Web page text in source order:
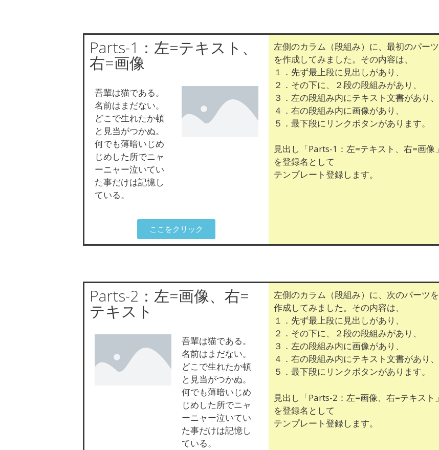
Parts-1：左=テキスト、
右=画像
吾輩は猫である。
名前はまだない。
どこで生れたか頓
と見当がつかぬ。
何でも薄暗いじめ
じめした所でニャ
ーニャー泣いてい
た事だけは記憶し
ている。
ここをクリック
左側のカラム（段組み）に、最初のパーツ
を作成してみました。その内容は、
１．先ず最上段に見出しがあり、
２．その下に、２段の段組みがあり、
３．左の段組み内にテキスト文書があり、
４．右の段組み内に画像があり、
５．最下段にリンクボタンがあります。
見出し「Parts-1：左=テキスト、右=画像」
を登録名として
テンプレート登録します。
Parts-2：左=画像、右=
テキスト
吾輩は猫である。
名前はまだない。
どこで生れたか頓
と見当がつかぬ。
何でも薄暗いじめ
じめした所でニャ
ーニャー泣いてい
た事だけは記憶し
ている。
左側のカラム（段組み）に、次のパーツを
作成してみました。その内容は、
１．先ず最上段に見出しがあり、
２．その下に、２段の段組みがあり、
３．左の段組み内に画像があり、
４．右の段組み内にテキスト文書があり、
５．最下段にリンクボタンがあります。
見出し「Parts-2：左=画像、右=テキスト」
を登録名として
テンプレート登録します。